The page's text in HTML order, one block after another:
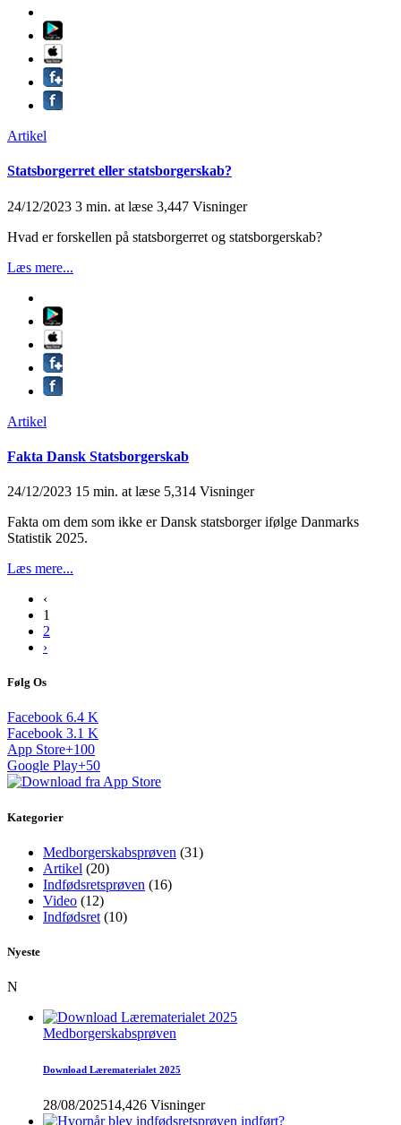
Artikel
Statsborgerret eller statsborgerskab?
24/12/2023 3 min. at læse 3,447 Visninger
Hvad er forskellen på statsborgerret og statsborgerskab?
Læs mere...
Artikel
Fakta Dansk Statsborgerskab
24/12/2023 15 min. at læse 5,314 Visninger
Fakta om dem som ikke er Dansk statsborger ifølge Danmarks
Statistik 2025.
Læs mere...
‹
1
2
›
Følg Os
Facebook 6.4 K
Facebook 3.1 K
App Store+100
Google Play+50
Kategorier
Medborgerskabsprøven (31)
Artikel (20)
Indfødsretsprøven (16)
Video (12)
Indfødsret (10)
Nyeste
N
Medborgerskabsprøven
Download Lærematerialet 2025
28/08/202514,426 Visninger